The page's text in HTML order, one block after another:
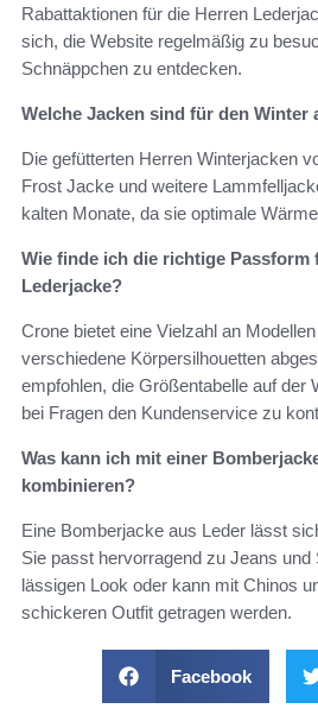
Rabattaktionen für die Herren
sich, die Website regelmäßig zu
Schnäppchen zu entdecken.
Welche Jacken sind für den Winter
Die gefütterten Herren Winterjacken
Frost Jacke und weitere
kalten Monate, da sie optimale
Wie finde ich die richtige Passform
Lederjacke?
Crone bietet eine Vielzahl an
verschiedene Körpersilhouetten
empfohlen, die Größentabelle auf der
bei Fragen den Kundenservice zu
Was kann ich mit einer
kombinieren?
Eine Bomberjacke aus Leder lässt
Sie passt hervorragend zu Jeans und
lässigen Look oder kann mit Chinos
schickeren Outfit getragen werden.
Facebook